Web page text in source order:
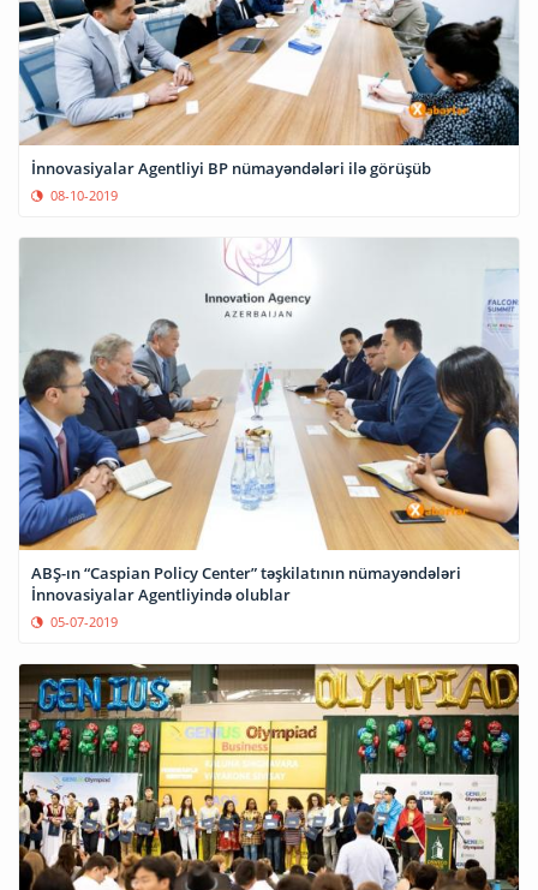
İnnovasiyalar Agentliyi BP nümayəndələri ilə görüşüb
08-10-2019
ABŞ-ın “Caspian Policy Center” təşkilatının nümayəndələri
İnnovasiyalar Agentliyində olublar
05-07-2019